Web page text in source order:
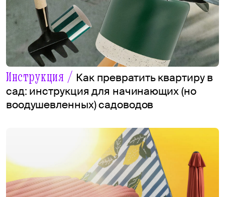
Инструкция / Как превратить квартиру в
сад: инструкция для начинающих (но
воодушевленных) садоводов